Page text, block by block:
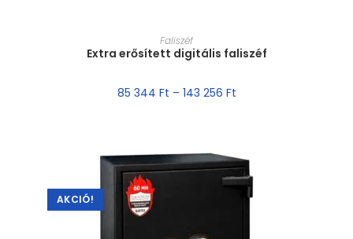
MÉRET VÁLASZTÁSA
Faliszéf
Extra erősített digitális faliszéf
85 344 Ft – 143 256 Ft
AKCIÓ!